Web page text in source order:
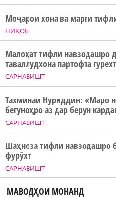
НИҚОБ
Моҷарои хона ва марги
САРНАВИШТ
Малоҳат тифли навзодашро
таваллудхона партофта гурехт
САРНАВИШТ
Тахминаи Нуриддин: «Маро
бегуноҳро аз дар берун
САРНАВИШТ
Шаҳноза тифли навзодашро
фурӯхт
МАВОДҲОИ МОНАНД